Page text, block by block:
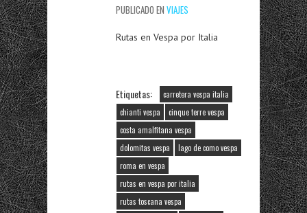
PUBLICADO EN VIAJES
Rutas en Vespa por Italia
Etiquetas:
carretera vespa italia
chianti vespa
cinque terre vespa
costa amalfitana vespa
dolomitas vespa
lago de como vespa
roma en vespa
rutas en vespa por italia
rutas toscana vespa